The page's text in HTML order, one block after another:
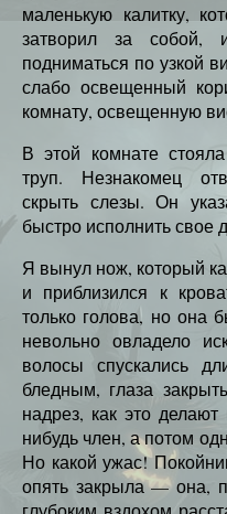
маленькую калитку,
затворил за собой,
подниматься по узкой
слабо освещенный
комнату, освещенную
В этой комнате
труп. Незнакомец
скрыть слезы. Он
быстро исполнить свое
Я вынул нож, который
и приблизился к
только голова, но она
невольно овладело
волосы спускались
бледным, глаза
надрез, как это делают
нибудь член, а потом
Но какой ужас!
опять закрыла — она,